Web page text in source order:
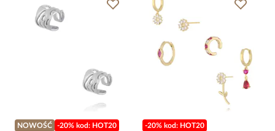
NOWOŚĆ -20% kod: HOT20 -20% kod: HOT20